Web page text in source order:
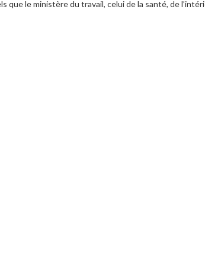
que le ministère du travail, celui de la santé, de